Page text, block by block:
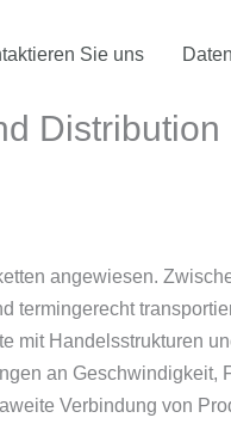
Sie uns
Distribution
angewiesen.
termingerecht
Handelsstrukturen
an Geschwindigkeit,
Verbindung von